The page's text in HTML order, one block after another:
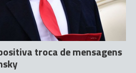
troca de mensagens